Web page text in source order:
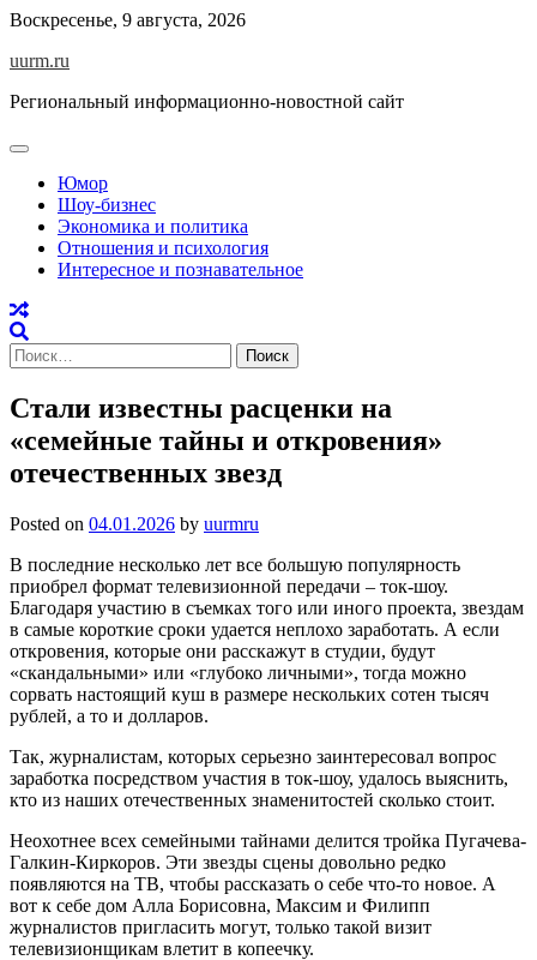
Skip
content
Воскресенье, 9 августа, 2026
uurm.ru
Региональный информационно-новостной сайт
Юмор
Шоу-бизнес
Экономика и политика
Отношения и психология
Интересное и познавательное
Найти:
Стали известны расценки на
«семейные тайны и откровения»
отечественных звезд
Posted on 04.01.2026 by uurmru
В последние несколько лет все большую популярность
приобрел формат телевизионной передачи – ток-шоу.
Благодаря участию в съемках того или иного проекта, звездам
в самые короткие сроки удается неплохо заработать. А если
откровения, которые они расскажут в студии, будут
«скандальными» или «глубоко личными», тогда можно
сорвать настоящий куш в размере нескольких сотен тысяч
рублей, а то и долларов.
Так, журналистам, которых серьезно заинтересовал вопрос
заработка посредством участия в ток-шоу, удалось выяснить,
кто из наших отечественных знаменитостей сколько стоит.
Неохотнее всех семейными тайнами делится тройка Пугачева-
Галкин-Киркоров. Эти звезды сцены довольно редко
появляются на ТВ, чтобы рассказать о себе что-то новое. А
вот к себе дом Алла Борисовна, Максим и Филипп
журналистов пригласить могут, только такой визит
телевизионщикам влетит в копеечку.